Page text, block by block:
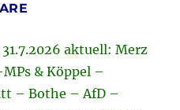
aktuell: Merz
& Köppel –
– Bothe – AfD –